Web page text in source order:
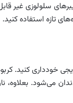
سلولوزی
تازه استفاده کنید.
خودداری کنید.
می‌شود.